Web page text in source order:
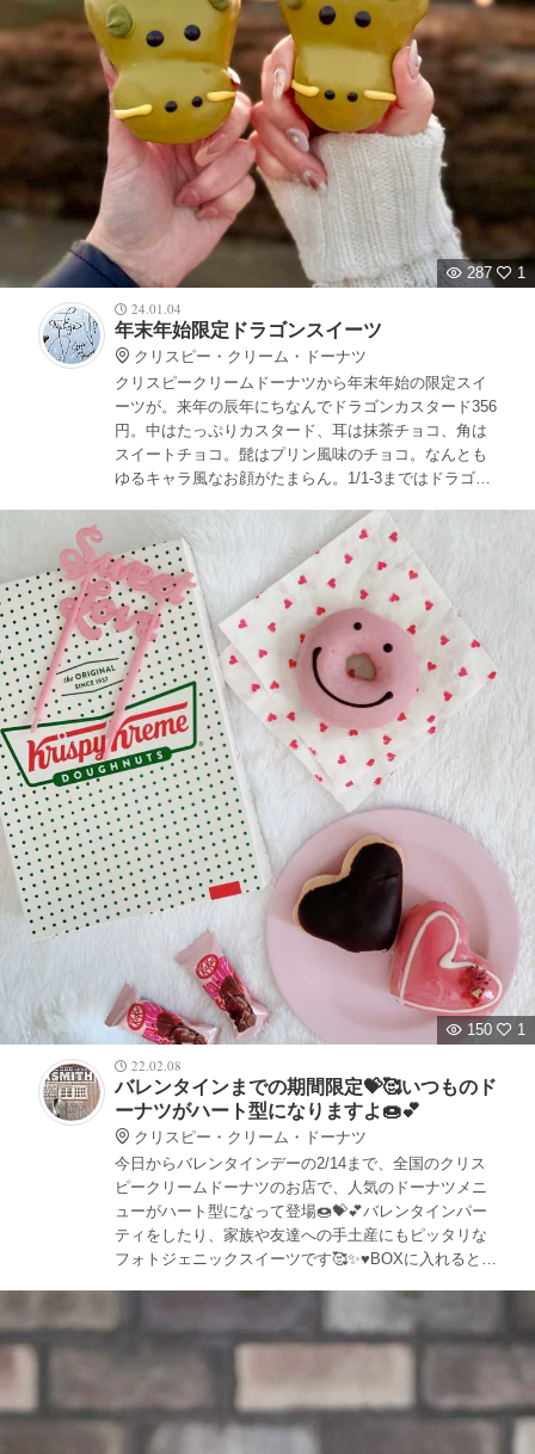
287
1
24.01.04
年末年始限定ドラゴンスイーツ
クリスピー・クリーム・ドーナツ
クリスピークリームドーナツから年末年始の限定スイ
ーツが。来年の辰年にちなんでドラゴンカスタード356
円。中はたっぷりカスタード、耳は抹茶チョコ、角は
スイートチョコ。髭はプリン風味のチョコ。なんとも
ゆるキャラ風なお顔がたまらん。1/1-3まではドラゴン
150
1
22.02.08
バレンタインまでの期間限定💝🥰いつものド
ーナツがハート型になりますよ🍩💕
クリスピー・クリーム・ドーナツ
今日からバレンタインデーの2/14まで、全国のクリス
ピークリームドーナツのお店で、人気のドーナツメニ
ューがハート型になって登場🍩💝💕バレンタインパー
ティをしたり、家族や友達への手土産にもピッタリな
フォトジェニックスイーツです🥰✨♥️BOXに入れるとさ